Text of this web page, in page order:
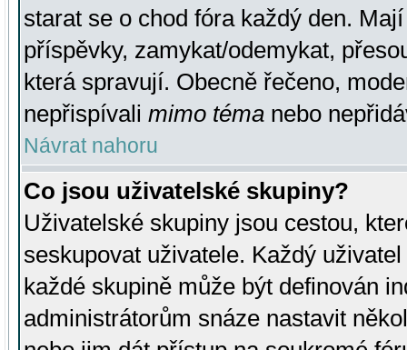
starat se o chod fóra každý den.
příspěvky, zamykat/odemykat,
která spravují. Obecně řečeno,
nepřispívali mimo téma nebo
Návrat nahoru
Co jsou uživatelské skupiny?
Uživatelské skupiny jsou cestou,
seskupovat uživatele. Každý
každé skupině může být definován
administrátorům snáze nastavit